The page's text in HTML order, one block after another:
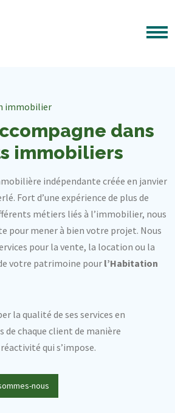
immobilier
dans
immobiliers
indépendante créée en janvier
Fort d’une expérience de plus de
métiers liés à l’immobilier, nous
pour mener à bien votre projet. Nous
pour la vente, la location ou la
votre patrimoine pour l’Habitation
la qualité de ses services en
de chaque client de manière
qui s’impose.
nous